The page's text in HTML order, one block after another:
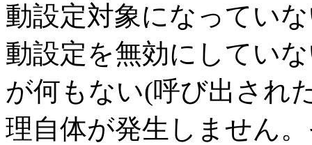
動設定対象になってい
動設定を無効にしてい
が何もない(呼び出され
理自体が発生しません